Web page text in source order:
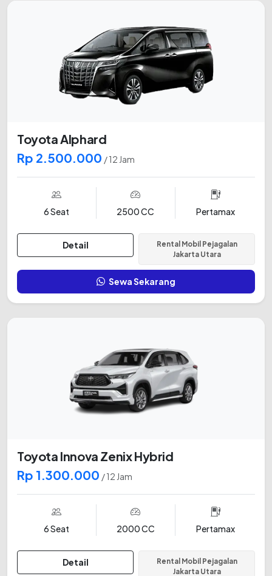
Toyota Alphard
Rp 2.500.000 / 12 Jam
6 Seat 2500 CC Pertamax
Detail
Rental Mobil Pejagalan
Jakarta Utara
Sewa Sekarang
Toyota Innova Zenix Hybrid
Rp 1.300.000 / 12 Jam
6 Seat 2000 CC Pertamax
Detail
Rental Mobil Pejagalan
Jakarta Utara